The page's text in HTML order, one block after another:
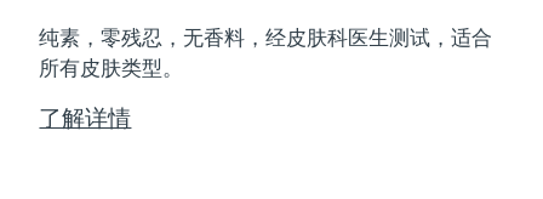
纯素，零残忍，无香料，经皮肤科医生测试，适合
所有皮肤类型。
了解详情
FAQ™产品
All anti-aging treatments
FAQ™产品
All LED treatments
FAQ™ products
PEACH™ 2
LUNA™ 4 body
痘肌护理 眼部护理
直布罗陀
希腊